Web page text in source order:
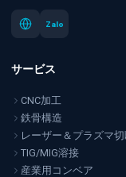
Zalo
サービス
CNC加工
鉄骨構造
レーザー＆プラズマ
TIG/MIG溶接
産業用コンベア